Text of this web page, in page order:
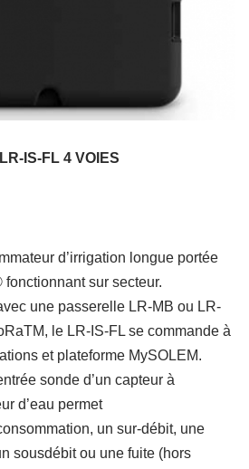
IS-FL 4 VOIES
d’irrigation longue portée
sur secteur.
une passerelle LR-MB ou LR-
le LR-IS-FL se commande à
et plateforme MySOLEM.
sonde d’un capteur à
d’eau permet
un sur-débit, une
sousdébit ou une fuite (hors